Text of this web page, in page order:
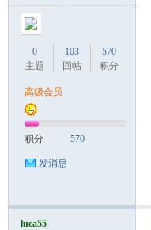
0
主题
103
回帖
570
积分
高级会员
积分 570
发消息
luca55